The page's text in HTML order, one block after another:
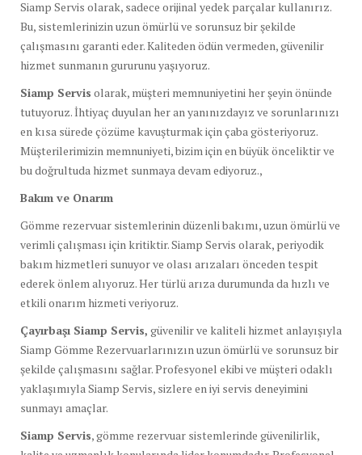
Siamp Servis olarak, sadece orijinal yedek parçalar kullanırız.
Bu, sistemlerinizin uzun ömürlü ve sorunsuz bir şekilde
çalışmasını garanti eder. Kaliteden ödün vermeden, güvenilir
hizmet sunmanın gururunu yaşıyoruz.
Siamp Servis olarak, müşteri memnuniyetini her şeyin önünde
tutuyoruz. İhtiyaç duyulan her an yanınızdayız ve sorunlarınızı
en kısa sürede çözüme kavuşturmak için çaba gösteriyoruz.
Müşterilerimizin memnuniyeti, bizim için en büyük önceliktir ve
bu doğrultuda hizmet sunmaya devam ediyoruz.,
Bakım ve Onarım
Gömme rezervuar sistemlerinin düzenli bakımı, uzun ömürlü ve
verimli çalışması için kritiktir. Siamp Servis olarak, periyodik
bakım hizmetleri sunuyor ve olası arızaları önceden tespit
ederek önlem alıyoruz. Her türlü arıza durumunda da hızlı ve
etkili onarım hizmeti veriyoruz.
Çayırbaşı Siamp Servis, güvenilir ve kaliteli hizmet anlayışıyla
Siamp Gömme Rezervuarlarınızın uzun ömürlü ve sorunsuz bir
şekilde çalışmasını sağlar. Profesyonel ekibi ve müşteri odaklı
yaklaşımıyla Siamp Servis, sizlere en iyi servis deneyimini
sunmayı amaçlar.
Siamp Servis, gömme rezervuar sistemlerinde güvenilirlik,